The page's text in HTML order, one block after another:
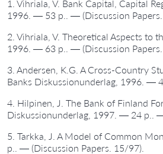
1. Vihriala, V. Bank Capital, Capital
1996. — 53 p.. — (Discussion Papers.
2. Vihriala, V. Theoretical Aspects to
1996. — 63 p.. — (Discussion Papers.
3. Andersen, K.G. A Cross-Country
Banks Diskussionunderlag, 1996. —
4. Hilpinen, J. The Bank of Finland
Diskussionunderlag, 1997. — 24 p..
5. Tarkka, J. A Model of Common
p.. — (Discussion Papers. 15/97).